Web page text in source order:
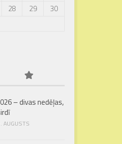
28 29
30
– divas nedēļas,
AUGUSTS